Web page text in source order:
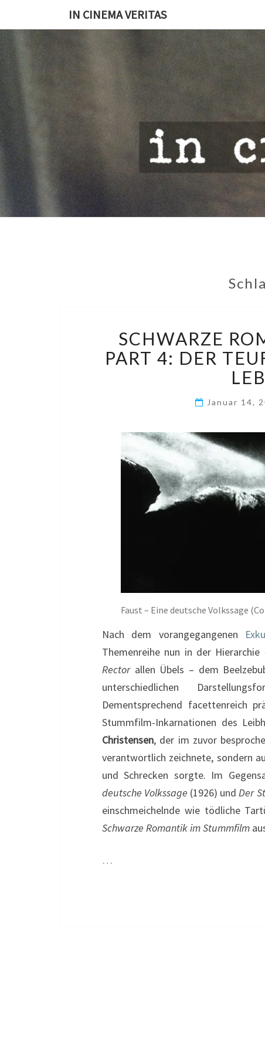
IN CINEMA VERITAS
SCHWARZE
PART 4: DER
Januar 14,
Faust – Eine deutsche Volkssage
Nach dem vorangegangenen
Themenreihe nun in der
Rectorallen Übels – dem
unterschiedlichen
Dementsprechend facettenreich
Stummfilm-Inkarnationen des
Christensen, der im zuvor
verantwortlich zeichnete, sondern
und Schrecken sorgte. Im
deutsche Volkssage (1926) undDer
einschmeichelnde wie tödliche
Schwarze Romantik im Stummfilm
…